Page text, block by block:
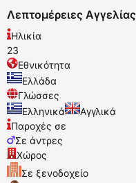
Λεπτομέρειες Αγγελίας
Ηλικία
23
Εθνικότητα
Ελλάδα
Γλώσσες
Ελληνικά
Αγγλικά
Παροχές σε
Σε άντρες
Χώρος
Σε ξενοδοχείο